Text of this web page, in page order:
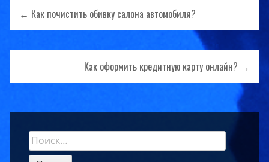
Навигация
по
записям
← Как почистить обивку салона автомобиля?
Как оформить кредитную карту онлайн? →
Sidebar
Найти: